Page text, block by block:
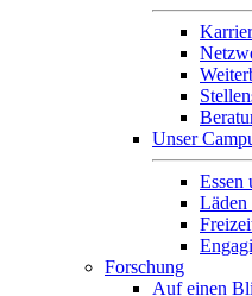
Unser
Essen
Läden
Forschung
Auf einen